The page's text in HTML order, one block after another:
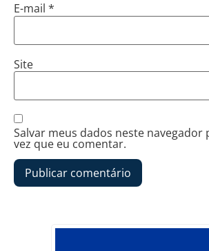
E-mail *
Site
Salvar meus dados neste navegador
vez que eu comentar.